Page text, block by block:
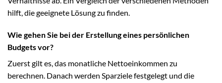
hilft, die geeignete Lösung zu finden.
Wie gehen Sie bei der Erstellung eines persönlichen
Budgets vor?
Zuerst gilt es, das monatliche Nettoeinkommen zu
berechnen. Danach werden Sparziele festgelegt und die